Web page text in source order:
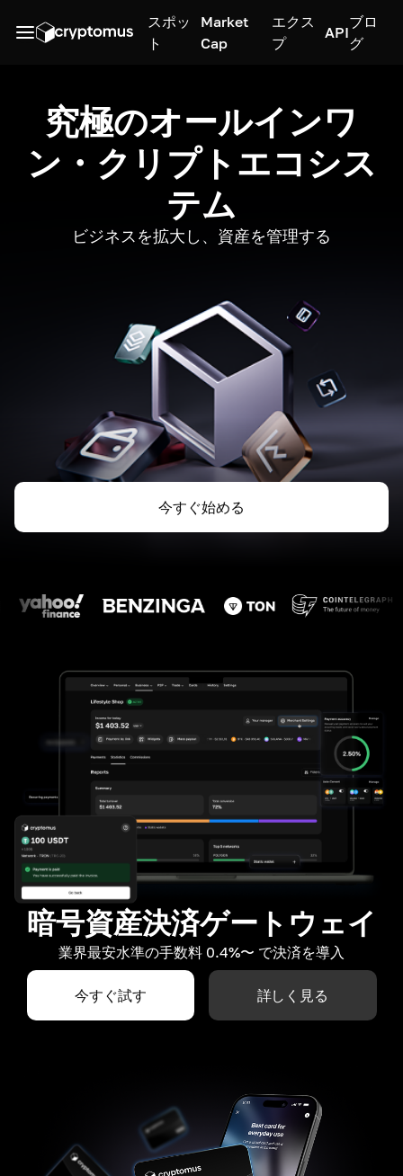
スポッ
ト
Market
Cap
エクス
プ
API
ブロ
グ
究極のオールインワ
ン・クリプトエコシス
テム
ビジネスを拡大し、資産を管理する
今すぐ始める
暗号資産決済ゲートウェイ
業界最安水準の手数料 0.4%〜 で決済を導入
今すぐ試す 詳しく見る